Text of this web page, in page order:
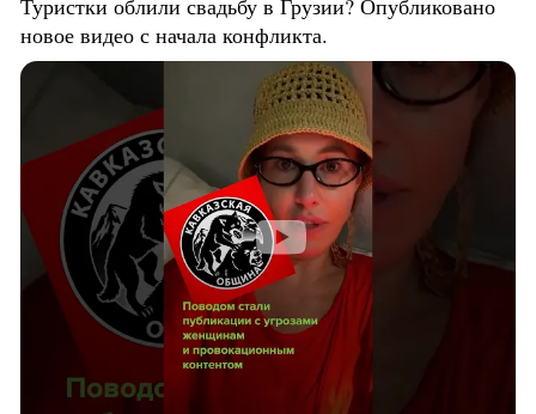
Туристки облили свадьбу в Грузии? Опубликовано
новое видео с начала конфликта.